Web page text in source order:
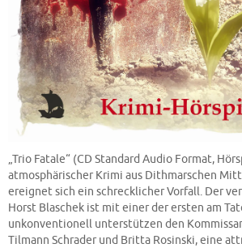
„Trio Fatale“ (CD Standard Audio Format,
atmosphärischer Krimi aus Dithmarschen
ereignet sich ein schrecklicher Vorfall. Der
Horst Blaschek ist mit einer der ersten am
unkonventionell unterstützen den
Tilmann Schrader und Britta Rosinski, eine